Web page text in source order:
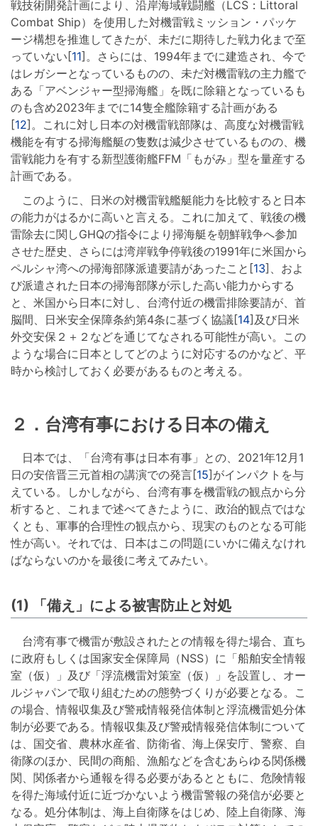
戦技術開発計画により、沿岸海域戦闘艦（LCS：Littoral
Combat Ship）を使用した対機雷戦ミッション・パッケ
ージ構想を推進してきたが、未だに期待した戦力化まで至
っていない[11]。さらには、1994年までに建造され、今で
はレガシーとなっているものの、未だ対機雷戦の主力艦で
ある「アベンジャー型掃海艦」を既に除籍となっているも
のも含め2023年までに14隻全艦除籍する計画がある
[12]。これに対し日本の対機雷戦部隊は、高度な対機雷戦
機能を有する掃海艦艇の隻数は減少させているものの、機
雷戦能力を有する新型護衛艦FFM「もがみ」型を量産する
計画である。
このように、日米の対機雷戦艦艇能力を比較すると日本
の能力がはるかに高いと言える。これに加えて、戦後の機
雷除去に関しGHQの指令により掃海艇を朝鮮戦争へ参加
させた歴史、さらには湾岸戦争停戦後の1991年に米国から
ペルシャ湾への掃海部隊派遣要請があったこと[13]、およ
び派遣された日本の掃海部隊が示した高い能力からする
と、米国から日本に対し、台湾付近の機雷排除要請が、首
脳間、日米安全保障条約第4条に基づく協議[14]及び日米
外交安保２＋２などを通じてなされる可能性が高い。この
ような場合に日本としてどのように対応するのかなど、平
時から検討しておく必要があるものと考える。
２．台湾有事における日本の備え
日本では、「台湾有事は日本有事」との、2021年12月1
日の安倍晋三元首相の講演での発言[15]がインパクトを与
えている。しかしながら、台湾有事を機雷戦の観点から分
析すると、これまで述べてきたように、政治的観点ではな
くとも、軍事的合理性の観点から、現実のものとなる可能
性が高い。それでは、日本はこの問題にいかに備えなけれ
ばならないのかを最後に考えてみたい。
(1) 「備え」による被害防止と対処
台湾有事で機雷が敷設されたとの情報を得た場合、直ち
に政府もしくは国家安全保障局（NSS）に「船舶安全情報
室（仮）」及び「浮流機雷対策室（仮）」を設置し、オー
ルジャパンで取り組むための態勢づくりが必要となる。こ
の場合、情報収集及び警戒情報発信体制と浮流機雷処分体
制が必要である。情報収集及び警戒情報発信体制について
は、国交省、農林水産省、防衛省、海上保安庁、警察、自
衛隊のほか、民間の商船、漁船などを含むあらゆる関係機
関、関係者から通報を得る必要があるとともに、危険情報
を得た海域付近に近づかないよう機雷警報の発信が必要と
なる。処分体制は、海上自衛隊をはじめ、陸上自衛隊、海